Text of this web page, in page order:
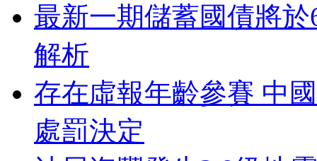
最新一期儲蓄國債將
解析
存在虛報年齡參賽 中
處罰決定